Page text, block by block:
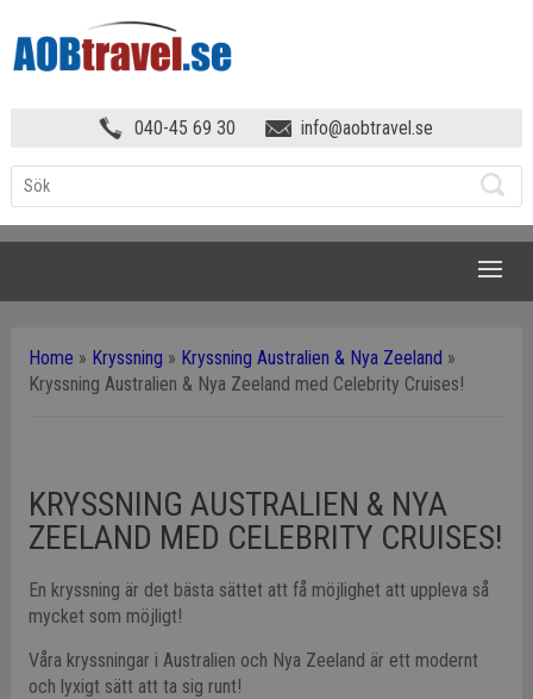
040-45 69 30 info@aobtravel.se
Home » Kryssning » Kryssning Australien & Nya Zeeland »
Kryssning Australien & Nya Zeeland med Celebrity Cruises!
KRYSSNING AUSTRALIEN & NYA
ZEELAND MED CELEBRITY CRUISES!
En kryssning är det bästa sättet att få möjlighet att uppleva så
mycket som möjligt!
Våra kryssningar i Australien och Nya Zeeland är ett modernt
och lyxigt sätt att ta sig runt!